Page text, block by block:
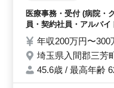
た、地域密着型の歯科
て長く働きたい方にお
成・点
等 ＊
50代女
ある方
してお
医療事務・受付 (病院・
員・契約社員・アルバ
年収200万円〜
埼玉県入間郡三芳
45.6歳 / 最高年齢